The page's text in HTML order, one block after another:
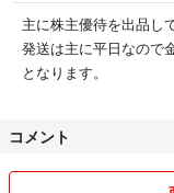
主に株主優待を出品し
発送は主に平日なので
となります。
コメント